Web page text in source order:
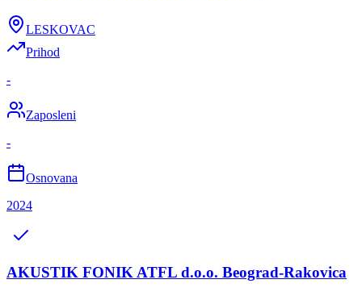
LESKOVAC
Prihod
-
Zaposleni
-
Osnovana
2024
AKUSTIK FONIK ATFL d.o.o. Beograd-Rakovica